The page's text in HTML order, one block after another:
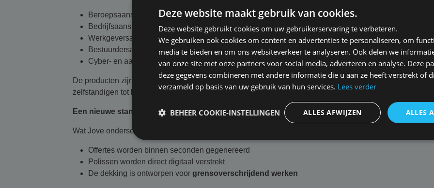
Beroepsaansprakelijkheid (Professional Indemnity)
Bedrijfsaansprakelijkheid (Public Liability)
Werkgeversaansprakelijkheid (Employers Liability)
Bestuurdersaansprakelijkheid (D&O)
Cyber- en aanvullende specialistische dekkingen
De producten zijn modulair opgebouwd en geschikt voor een brede doelgroep, van
zelfstandigen tot bedrijven met een omzet tot circa €100 miljoen.
Een nieuwe standaard: digitaal en grensoverschrijdend
Wat Jove onderscheidt in de markt is de combinatie van technologie en verzekeren.
Offertes worden binnen seconden gegenereerd
Polissen worden direct digitaal verstrekt
De dekking is ontworpen voor grensoverschrijdend werken
Deze website maakt gebruik van cookies.
Deze website gebruikt cookies om uw gebruikerservaring te verbeteren.
We gebruiken ook cookies om content en advertenties te personaliseren, om
media te bieden en om ons websiteverkeer te analyseren. Ook delen we
van onze site met onze partners voor social media, adverteren en analyse. Deze
deze gegevens combineren met andere informatie die u aan ze heeft verstrekt of
verzameld op basis van uw gebruik van hun services. Lees verder
ALLES
ALLES AFWIJZEN
BEHEER COOKIE-INSTELLINGEN